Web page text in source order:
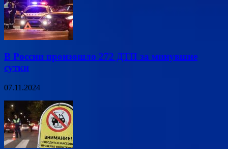
В России произошло 272 ДТП за минувшие
сутки
07.11.2024